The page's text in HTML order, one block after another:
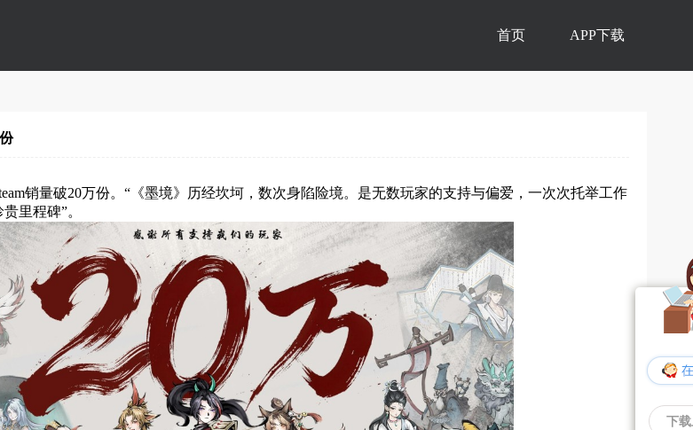
首页 APP下载
销量破20万份。“《墨境》历经坎坷，数次身陷险境。是无数玩家的支持与偏爱，一次次托举工作
里程碑”。
下